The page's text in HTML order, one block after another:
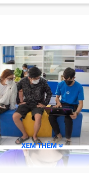
nhanh chóng
hành
Chất Lượng
hình máy đủ rộng
hàng. Tuy nhiên,
XEM THÊM